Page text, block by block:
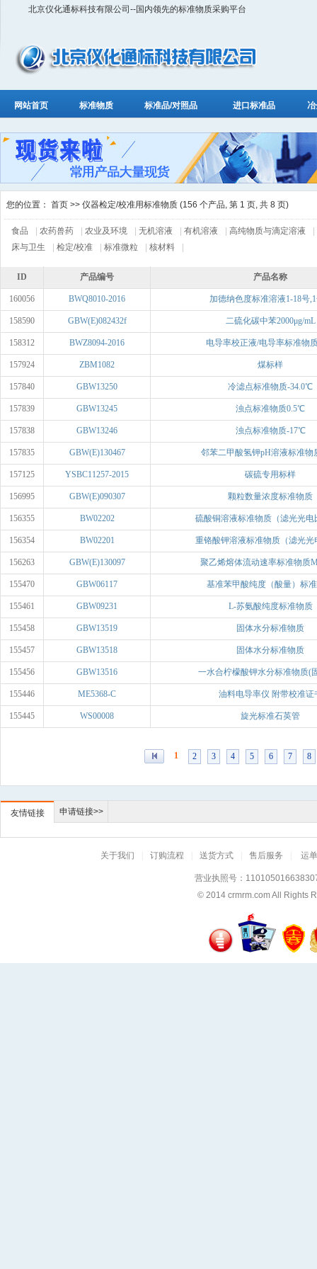
北京仪化通标科技有限公司--国内领先的标准物质采购平台
网站首页 标准物质 标准品/对照品 进口标准品
您的位置： 首页 >> 仪器检定/校准用标准物质 (156 个产品, 第 1 页, 共 8 页)
食品 农药兽药 农业及环境 无机溶液 有机溶液 高纯物质与滴定溶液
床与卫生
检定/校准 标准微粒 核材料
ID 产品编号 产品名称
160056 BWQ8010-2016 加德纳色度标准溶液1-18号
158590 GBW(E)082432f 二硫化碳中苯2000μg/mL
158312 BWZ8094-2016 电导率校正液/电导率标准物
157924 ZBM1082 煤标样
157840 GBW13250 冷滤点标准物质-34.0℃
157839 GBW13245 浊点标准物质0.5℃
157838 GBW13246 浊点标准物质-17℃
157835 GBW(E)130467 邻苯二甲酸氢钾pH溶液标准物
157125 YSBC11257-2015 碳硫专用标样
156995 GBW(E)090307 颗粒数量浓度标准物质
156355 BW02202 硫酸铜溶液标准物质（滤光光电
156354 BW02201 重铬酸钾溶液标准物质（滤光光
156263 GBW(E)130097 聚乙烯熔体流动速率标准物质
155470 GBW06117 基准苯甲酸纯度（酸量）标
155461 GBW09231 L-苏氨酸纯度标准物质
155458 GBW13519 固体水分标准物质
155457 GBW13518 固体水分标准物质
155456 GBW13516 一水合柠檬酸钾水分标准物质(
155446 ME5368-C 油料电导率仪 附带校准证
155445 WS00008 旋光标准石英管
1 2 3 4 5 6 7 8
友情链接 申请链接>>
关于我们 订购流程 送货方式 售后服务 运
营业执照号：
© 2014 crmrm.comAll Rights